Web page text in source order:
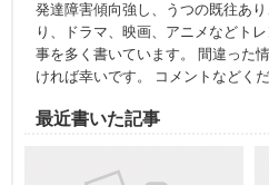
発達障害傾向強し、うつの既往あ
り、ドラマ、映画、アニメなどト
事を多く書いています。 間違った
ければ幸いです。 コメントなどく
最近書いた記事